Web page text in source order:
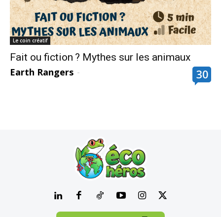
Le coin créatif
Fait ou fiction ? Mythes sur les animaux
Earth Rangers - 30